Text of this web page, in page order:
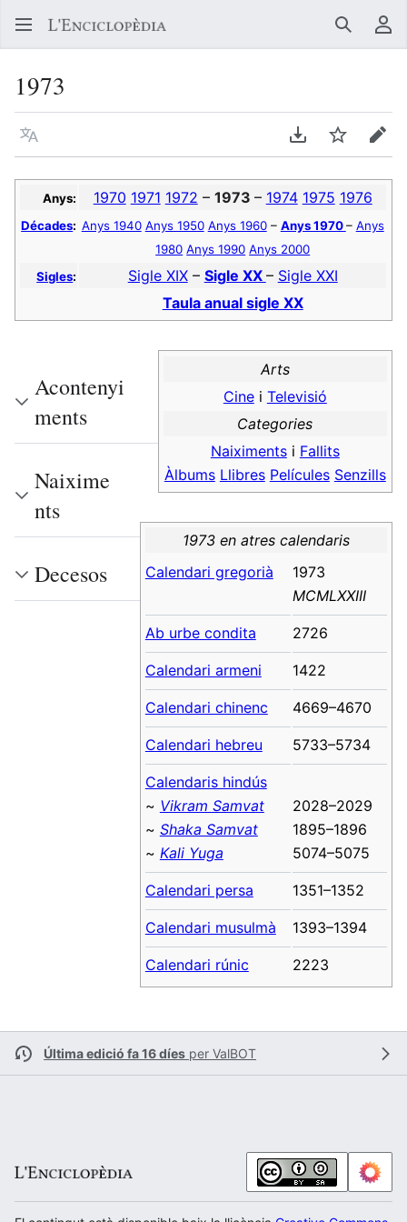
Buscar
1973
Llegir en un atre idioma Descarregar en
Vigilar
Anys: 1970 1971 1972 – 1973 – 1974 1975 1976
Décades: Anys 1940 Anys 1950 Anys 1960– Anys 1970– Anys
1980 Anys 1990 Anys 2000
Sigles: Sigle XIX– Sigle XX – Sigle XXI
Taula anual sigle XX
Arts
Cinei Televisió
Categories
Naiximentsi Fallits
Àlbums Llibres Películes Senzills
1973 en atres calendaris
Calendari gregorià
1973
MCMLXXIII
Ab urbe condita 2726
Calendari armeni 1422
Calendari chinenc 4669–4670
Calendari hebreu 5733–5734
Calendaris hindús
~ Vikram Samvat
~ Shaka Samvat
~ Kali Yuga
2028–2029
1895–1896
5074–5075
Calendari persa 1351–1352
Calendari musulmà 1393–1394
Calendari rúnic 2223
Acontenyi
ments
Naixime
nts
Decesos
Última edició fa 16 díes per ValBOT